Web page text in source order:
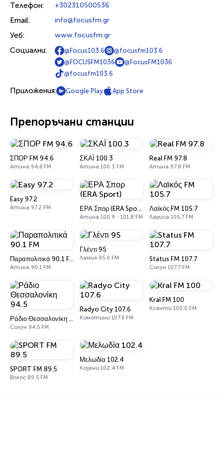
Телефон: +302310500536
Email: info@focusfm.gr
Уеб: www.focusfm.gr
Социални: @Focus103.6
@focusfm103.6
@FOCUSFM1036
@FocusFM1036
@focusfm103.6
Приложения: Google Play App Store
Препоръчани станции
ΣΠΟΡ FM 94.6
Атина 94.6 FM
ΣΚΑΪ 100.3
Атина 100.3 FM
Real FM 97.8
Атина 97.8 FM
Easy 97.2
Атина 97.2 FM ΕΡΑ Σπορ (ERA Sport)
Атина 100.9 - 101.8 FM
Λαϊκός FM 105.7
Лариса 105.7 FM
Παραπολιτικά 90.1 FM
Атина 90.1 FM
Γλέντι 95
Ламия 95.0 FM Status FM 107.7
Солун 107.7 FM
Ράδιο Θεσσαλονίκη 94.5
Солун 94.5 FM
Radyo City 107.6
Комотини 107.6 FM
Kral FM 100
Ксанти 100.0 FM
SPORT FM 89.5
Волос 89.5 FM
Μελωδία 102.4
Козани 102.4 FM